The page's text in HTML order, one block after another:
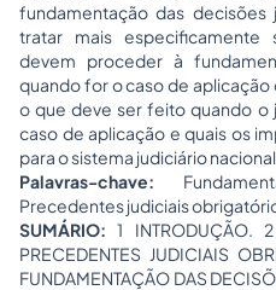
fundamentação das
tratar mais especificamente
devem proceder à
quando for o caso de
o que deve ser feito quando o
caso de aplicação e quais os
para o sistema judiciário
Palavras-chave:
Precedentes judiciais
SUMÁRIO:1 INTRODUÇÃO.
PRECEDENTES JUDICIAIS
FUNDAMENTAÇÃO DAS